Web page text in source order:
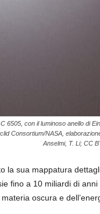
6505, con il luminoso anello di
Consortium/NASA,
Anselmi, T. Li; CC
la sua mappatura
fino a 10 miliardi di anni
oscura e